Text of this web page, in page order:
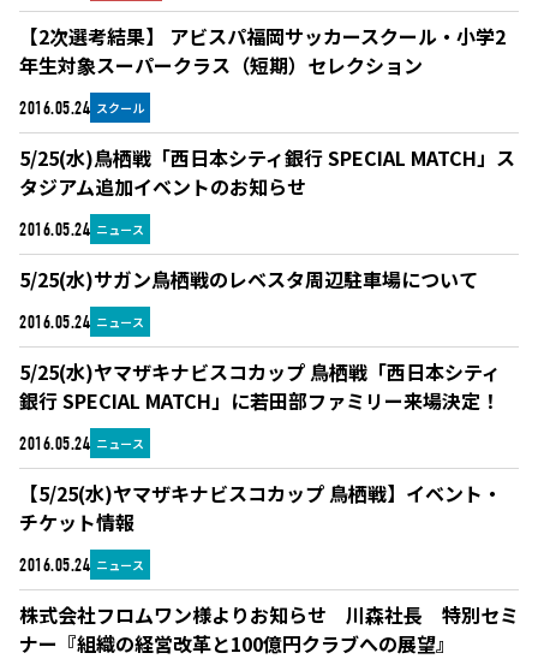
2016.05.24 スクール
【2次選考結果】 アビスパ福岡サッカースクール・小学2
年生対象スーパークラス（短期）セレクション
2016.05.24 ニュース
5/25(水)鳥栖戦「西日本シティ銀行 SPECIAL MATCH」ス
タジアム追加イベントのお知らせ
2016.05.24 ニュース
5/25(水)サガン鳥栖戦のレベスタ周辺駐車場について
2016.05.24 ニュース
5/25(水)ヤマザキナビスコカップ 鳥栖戦「西日本シティ
銀行 SPECIAL MATCH」に若田部ファミリー来場決定！
2016.05.24 ニュース
【5/25(水)ヤマザキナビスコカップ 鳥栖戦】イベント・
チケット情報
株式会社フロムワン様よりお知らせ 川森社長 特別セミ
ナー『組織の経営改革と100億円クラブへの展望』